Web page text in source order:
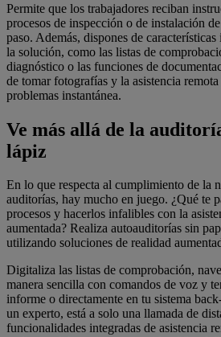
Permite que los trabajadores reciban
procesos de inspección o de instalación
paso. Además, dispones de
la solución, como las listas de
diagnóstico o las funciones de
de tomar fotografías y la asistencia
problemas instantánea.
Ve más allá de la
lápiz
En lo que respecta al cumplimiento de la
auditorías, hay mucho en juego. ¿Qué te
procesos y hacerlos infalibles con la
aumentada? Realiza autoauditorías sin
utilizando soluciones de realidad
Digitaliza las listas de comprobación,
manera sencilla con comandos de voz y
informe o directamente en tu sistema
un experto, está a solo una llamada de
funcionalidades integradas de asistencia